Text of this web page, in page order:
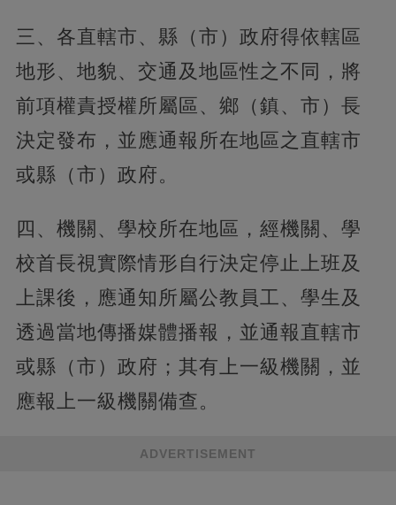
三、各直轄市、縣（市）政府得依轄區
地形、地貌、交通及地區性之不同，將
前項權責授權所屬區、鄉（鎮、市）長
決定發布，並應通報所在地區之直轄市
或縣（市）政府。
四、機關、學校所在地區，經機關、學
校首長視實際情形自行決定停止上班及
上課後，應通知所屬公教員工、學生及
透過當地傳播媒體播報，並通報直轄市
或縣（市）政府；其有上一級機關，並
應報上一級機關備查。
ADVERTISEMENT